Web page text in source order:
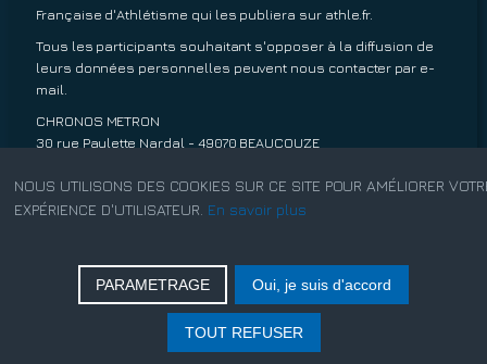
Rechercher
NOUS UTILISONS DES COOKIES SUR CE SITE POUR AMÉLIORER
EXPÉRIENCE D'UTILISATEUR. En savoir plus
PARAMETRAGE Oui, je suis d'accord
TOUT REFUSER
EPREUVES À VENIR
EPREUVES TERMINÉES
CONTACT
CHRONOS METRON
30 rue Paulette Nardal - 49070 BEAUCOUZE
Conditions de ventes.
Mentions légales.
Française d'Athlétisme qui les publiera sur athle.fr.
Tous les participants souhaitant s'opposer à la diffusion de
leurs données personnelles peuvent nous contacter par e-
mail